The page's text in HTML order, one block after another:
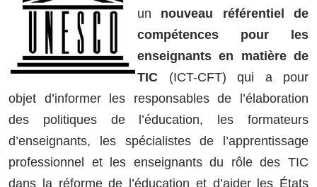
un nouveau référentiel de
compétences pour les
enseignants en matière de
TIC (ICT-CFT) qui a pour
objet d’informer les responsables de l’élaboration
des politiques de l’éducation, les formateurs
d’enseignants, les spécialistes de l’apprentissage
professionnel et les enseignants du rôle des TIC
dans la réforme de l’éducation et d’aider les États